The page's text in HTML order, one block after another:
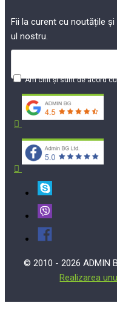
Fii la curent cu noutățile
ul nostru.
Am citit şi sunt de acord
© 2010 - 2026 ADMIN
Realizarea